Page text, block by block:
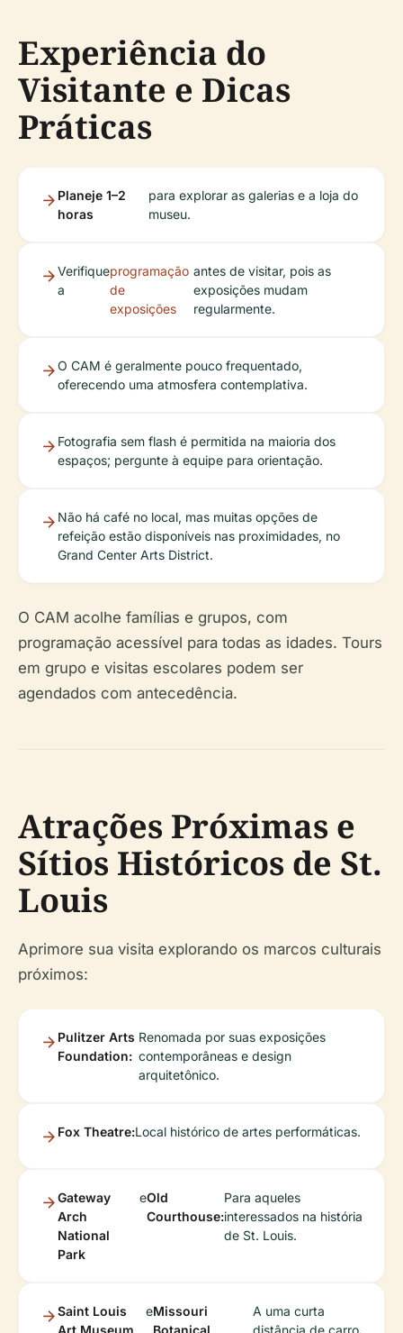
Experiência do
Visitante e Dicas
Práticas
Planeje 1–2
horas
para explorar as galerias e a loja do
museu.
Verifique
a
programação
de
exposições
antes de visitar, pois as
exposições mudam
regularmente.
O CAM é geralmente pouco frequentado,
oferecendo uma atmosfera contemplativa.
Fotografia sem flash é permitida na maioria dos
espaços; pergunte à equipe para orientação.
Não há café no local, mas muitas opções de
refeição estão disponíveis nas proximidades, no
Grand Center Arts District.
O CAM acolhe famílias e grupos, com
programação acessível para todas as idades. Tours
em grupo e visitas escolares podem ser
agendados com antecedência.
Atrações Próximas e
Sítios Históricos de St.
Louis
Aprimore sua visita explorando os marcos culturais
próximos:
Pulitzer Arts
Foundation:
Renomada por suas exposições
contemporâneas e design
arquitetônico.
Fox Theatre:Local histórico de artes performáticas.
Gateway
Arch
National
Park
eOld
Courthouse:
Para aqueles
interessados na história
de St. Louis.
Saint Louis
eMissouri
A uma curta